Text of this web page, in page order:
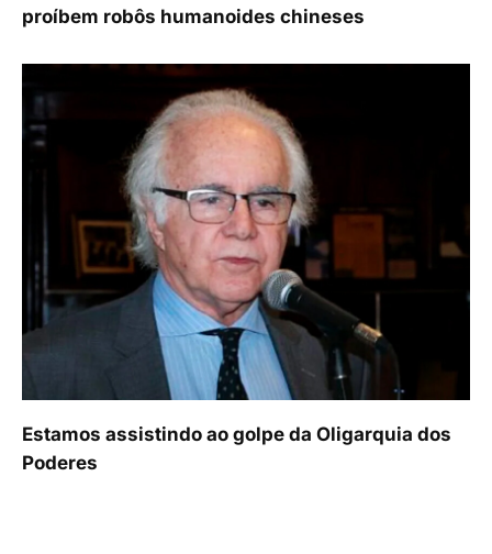
proíbem robôs humanoides chineses
Estamos assistindo ao golpe da Oligarquia dos
Poderes